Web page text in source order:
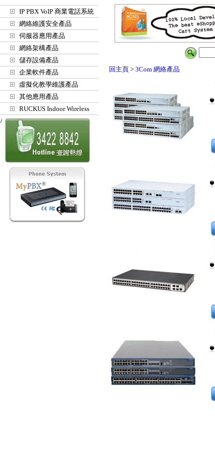
IP PBX VoIP 商業電話系統
網絡維護安全產品
伺服器應用產品
網絡架構產品
儲存設備產品
企業軟件產品
虛擬化教學維護產品
其他應用產品
RUCKUS Indoor Wireless
Access Points
回主頁 > 3Com 網絡產品